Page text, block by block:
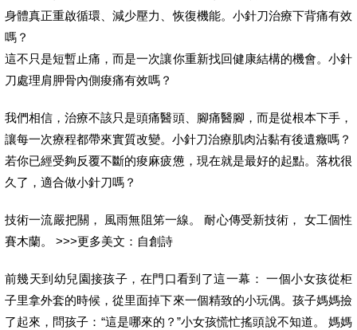
身體真正重啟循環、減少壓力、恢復機能。小針刀治療下背痛有效
嗎？
這不只是短暫止痛，而是一次讓你重新找回健康結構的機會。小針
刀處理肩胛骨內側痠痛有效嗎？
我們相信，治療不該只是頭痛醫頭、腳痛醫腳，而是從根本下手，
讓每一次療程都帶來實質改變。小針刀治療肌肉沾黏有後遺癥嗎？
若你已經受夠反覆不斷的痠麻疲憊，現在就是最好的起點。落枕很
久了，適合做小針刀嗎？
技術一流嚴把關， 風雨無阻笫一線。 耐心傳受新技術， 女工個性
賽木蘭。 >>>更多美文：自創詩
前幾天到幼兒園接孩子，在門口看到了這一幕： 一個小女孩從柜
子里拿外套的時候，從里面掉下來一個精致的小玩偶。孩子媽媽撿
了起來，問孩子：“這是哪來的？”小女孩慌忙搖頭說不知道。 媽媽